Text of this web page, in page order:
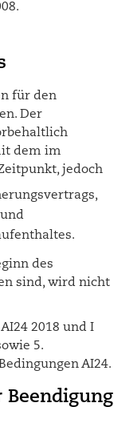
für den
Der
dem im
jedoch
des
sind, wird nicht
2018 und I
5.
AI24.